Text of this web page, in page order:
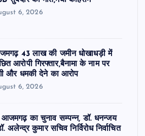
6, 2026
43 लाख की जमीन धोखाधड़ी में
आरोपी गिरफ्तार,बैनामा के नाम पर
और धमकी देने का आरोप
6, 2026
आजमगढ़ का चुनाव सम्पन्न, डॉ. धनन्जय
अलेन्द्र कुमार सचिव निर्विरोध निर्वाचित